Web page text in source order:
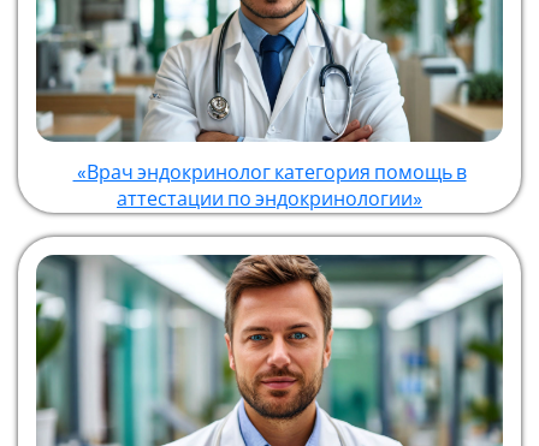
«Врач эндокринолог категория помощь в
аттестации по эндокринологии»